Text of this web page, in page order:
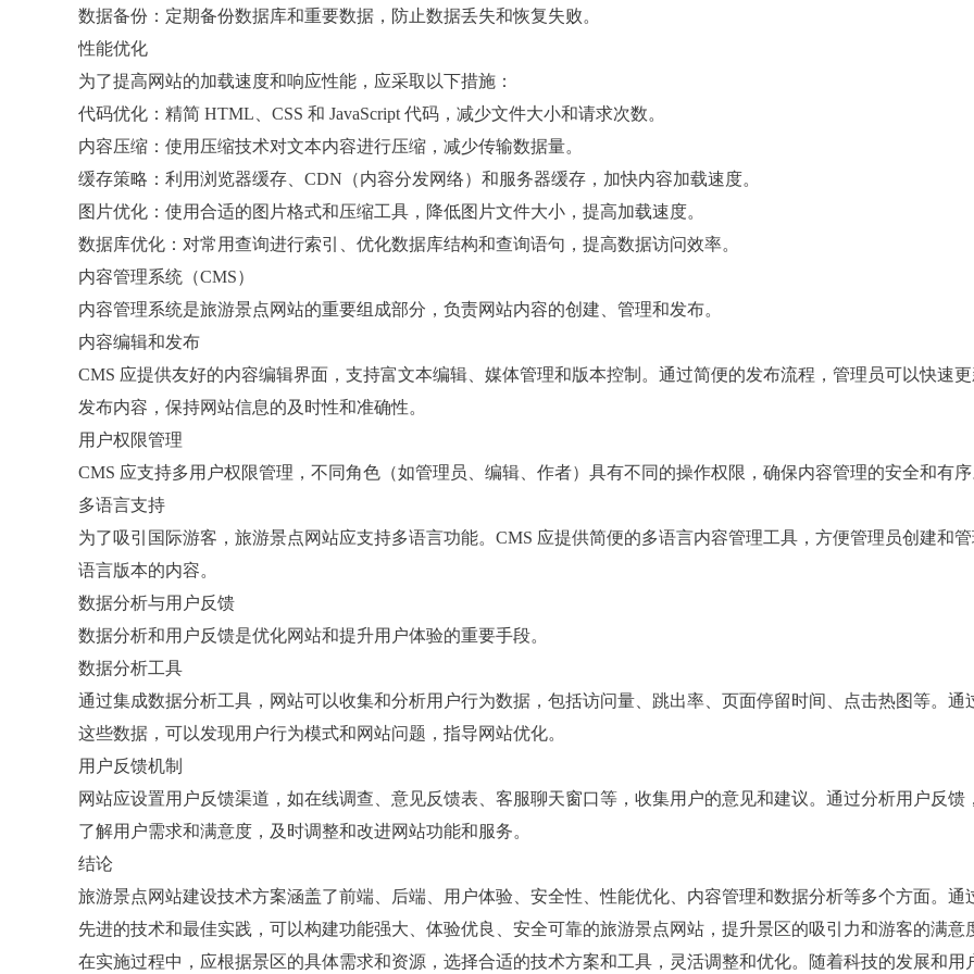
数据备份：定期备份数据库和重要数据，防止数据丢失和恢复失败。
性能优化
为了提高网站的加载速度和响应性能，应采取以下措施：
代码优化：精简 HTML、CSS 和 JavaScript 代码，减少文件大小和请求次数。
内容压缩：使用压缩技术对文本内容进行压缩，减少传输数据量。
缓存策略：利用浏览器缓存、CDN（内容分发网络）和服务器缓存，加快内容加载速度。
图片优化：使用合适的图片格式和压缩工具，降低图片文件大小，提高加载速度。
数据库优化：对常用查询进行索引、优化数据库结构和查询语句，提高数据访问效率。
内容管理系统（CMS）
内容管理系统是旅游景点网站的重要组成部分，负责网站内容的创建、管理和发布。
内容编辑和发布
CMS 应提供友好的内容编辑界面，支持富文本编辑、媒体管理和版本控制。通过简便的发布流程，管理员可以快速
发布内容，保持网站信息的及时性和准确性。
用户权限管理
CMS 应支持多用户权限管理，不同角色（如管理员、编辑、作者）具有不同的操作权限，确保内容管理的安全和有
多语言支持
为了吸引国际游客，旅游景点网站应支持多语言功能。CMS 应提供简便的多语言内容管理工具，方便管理员创建和
语言版本的内容。
数据分析与用户反馈
数据分析和用户反馈是优化网站和提升用户体验的重要手段。
数据分析工具
通过集成数据分析工具，网站可以收集和分析用户行为数据，包括访问量、跳出率、页面停留时间、点击热图等。通
这些数据，可以发现用户行为模式和网站问题，指导网站优化。
用户反馈机制
网站应设置用户反馈渠道，如在线调查、意见反馈表、客服聊天窗口等，收集用户的意见和建议。通过分析用户反馈
了解用户需求和满意度，及时调整和改进网站功能和服务。
结论
旅游景点网站建设技术方案涵盖了前端、后端、用户体验、安全性、性能优化、内容管理和数据分析等多个方面。通
先进的技术和最佳实践，可以构建功能强大、体验优良、安全可靠的旅游景点网站，提升景区的吸引力和游客的满意
在实施过程中，应根据景区的具体需求和资源，选择合适的技术方案和工具，灵活调整和优化。随着科技的发展和用